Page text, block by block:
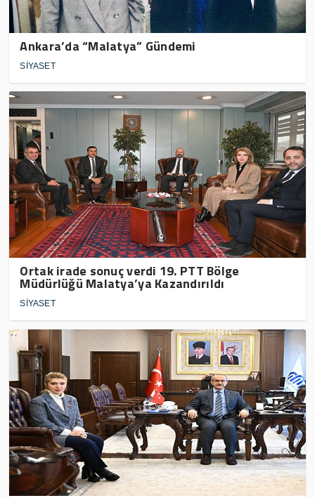
Ankara’da “Malatya” Gündemi
SİYASET
Ortak irade sonuç verdi 19. PTT Bölge
Müdürlüğü Malatya’ya Kazandırıldı
SİYASET